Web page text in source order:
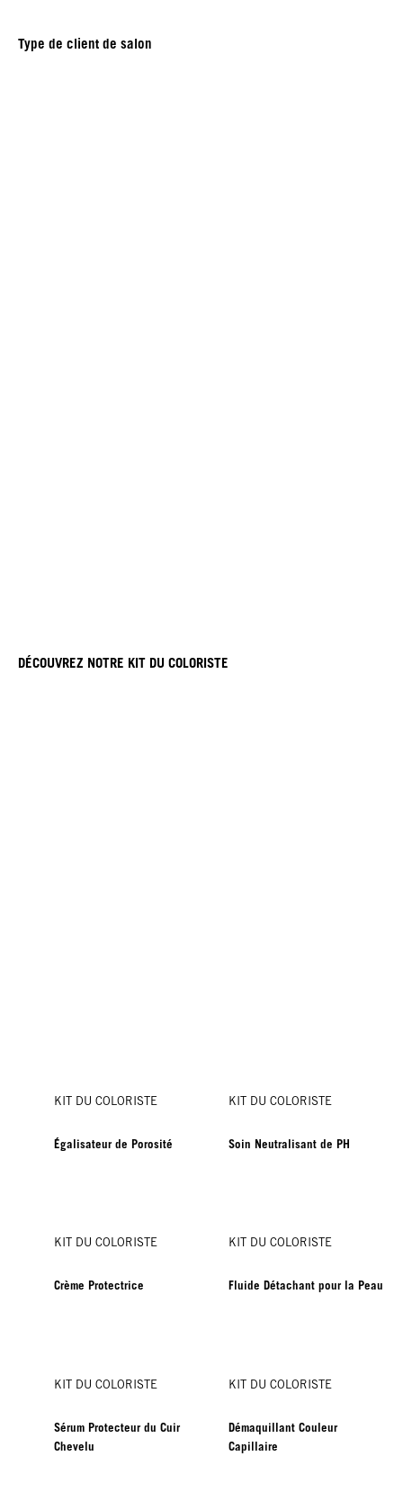
Type de client de salon
DÉCOUVREZ NOTRE KIT DU COLORISTE
KIT DU COLORISTE
Égalisateur de Porosité
KIT DU COLORISTE
Soin Neutralisant de PH
KIT DU COLORISTE
Crème Protectrice
KIT DU COLORISTE
Fluide Détachant pour la Peau
KIT DU COLORISTE
Sérum Protecteur du Cuir
Chevelu
KIT DU COLORISTE
Démaquillant Couleur
Capillaire